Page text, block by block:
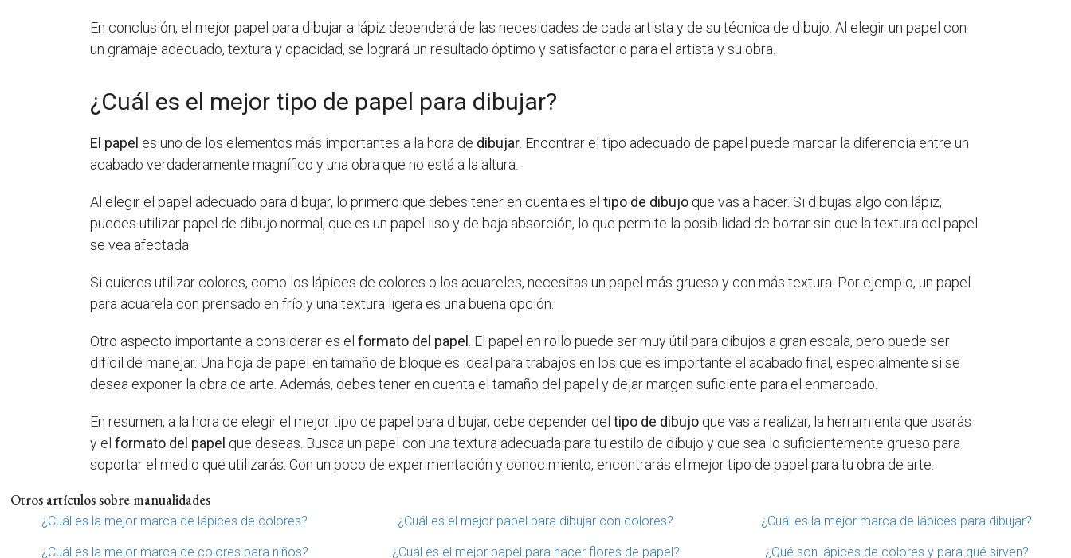
En conclusión, el mejor papel para dibujar a lápiz dependerá de las necesidades de cada artista y de su técnica de dibujo. Al elegir un papel con
un gramaje adecuado, textura y opacidad, se logrará un resultado óptimo y satisfactorio para el artista y su obra.
¿Cuál es el mejor tipo de papel para dibujar?
El papel es uno de los elementos más importantes a la hora de dibujar. Encontrar el tipo adecuado de papel puede marcar la diferencia entre un
acabado verdaderamente magnífico y una obra que no está a la altura.
Al elegir el papel adecuado para dibujar, lo primero que debes tener en cuenta es eltipo de dibujo que vas a hacer. Si dibujas algo con lápiz,
puedes utilizar papel de dibujo normal, que es un papel liso y de baja absorción, lo que permite la posibilidad de borrar sin que la textura del papel
se vea afectada.
Si quieres utilizar colores, como los lápices de colores o los acuareles, necesitas un papel más grueso y con más textura. Por ejemplo, un papel
para acuarela con prensado en frío y una textura ligera es una buena opción.
Otro aspecto importante a considerar es elformato del papel . El papel en rollo puede ser muy útil para dibujos a gran escala, pero puede ser
difícil de manejar. Una hoja de papel en tamaño de bloque es ideal para trabajos en los que es importante el acabado final, especialmente si se
desea exponer la obra de arte. Además, debes tener en cuenta el tamaño del papel y dejar margen suficiente para el enmarcado.
En resumen, a la hora de elegir el mejor tipo de papel para dibujar, debe depender deltipo de dibujo que vas a realizar, la herramienta que usarás
y elformato del papel que deseas. Busca un papel con una textura adecuada para tu estilo de dibujo y que sea lo suficientemente grueso para
soportar el medio que utilizarás. Con un poco de experimentación y conocimiento, encontrarás el mejor tipo de papel para tu obra de arte.
Otros artículos sobre manualidades
¿Cuál es la mejor marca de lápices de colores? ¿Cuál es el mejor papel para dibujar con colores? ¿Cuál es la mejor marca de lápices para dibujar?
¿Cuál es la mejor marca de colores para niños? ¿Cuál es el mejor papel para hacer flores de papel? ¿Qué son lápices de colores y para qué sirven?